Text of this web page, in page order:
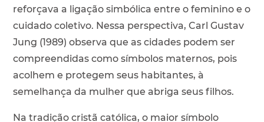
reforçava a ligação simbólica entre o feminino e o
cuidado coletivo. Nessa perspectiva, Carl Gustav
Jung (1989) observa que as cidades podem ser
compreendidas como símbolos maternos, pois
acolhem e protegem seus habitantes, à
semelhança da mulher que abriga seus filhos.
Na tradição cristã católica, o maior símbolo